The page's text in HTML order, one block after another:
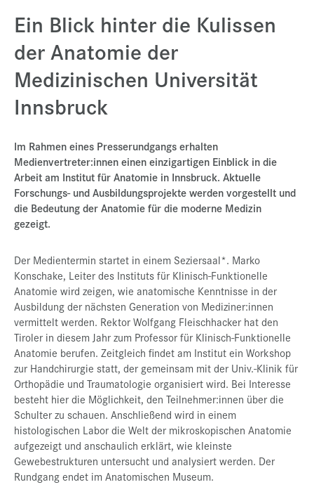
Über uns
Internationales
Events
Presse
Jobs
Kontakt
Datenschutz
Service-Links
Ein Blick hinter die Kulissen
der Anatomie der
Medizinischen Universität
Innsbruck
Im Rahmen eines Presserundgangs erhalten
Medienvertreter:innen einen einzigartigen Einblick in die
Arbeit am Institut für Anatomie in Innsbruck. Aktuelle
Forschungs- und Ausbildungsprojekte werden vorgestellt und
die Bedeutung der Anatomie für die moderne Medizin
gezeigt.
Der Medientermin startet in einem Seziersaal*. Marko
Konschake, Leiter des Instituts für Klinisch-Funktionelle
Anatomie wird zeigen, wie anatomische Kenntnisse in der
Ausbildung der nächsten Generation von Mediziner:innen
vermittelt werden. Rektor Wolfgang Fleischhacker hat den
Tiroler in diesem Jahr zum Professor für Klinisch-Funktionelle
Anatomie berufen. Zeitgleich findet am Institut ein Workshop
zur Handchirurgie statt, der gemeinsam mit der Univ.-Klinik für
Orthopädie und Traumatologie organisiert wird. Bei Interesse
besteht hier die Möglichkeit, den Teilnehmer:innen über die
Schulter zu schauen. Anschließend wird in einem
histologischen Labor die Welt der mikroskopischen Anatomie
aufgezeigt und anschaulich erklärt, wie kleinste
Gewebestrukturen untersucht und analysiert werden. Der
Rundgang endet im Anatomischen Museum.